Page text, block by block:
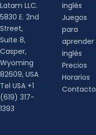
Latam LLC.
5830 E. 2nd
Street,
Suite 8,
Casper,
Wyoming
82609, USA
Tel USA +1
(619) 317-
1393
inglés
Juegos
para
aprender
inglés
Precios
Horarios
Contacto